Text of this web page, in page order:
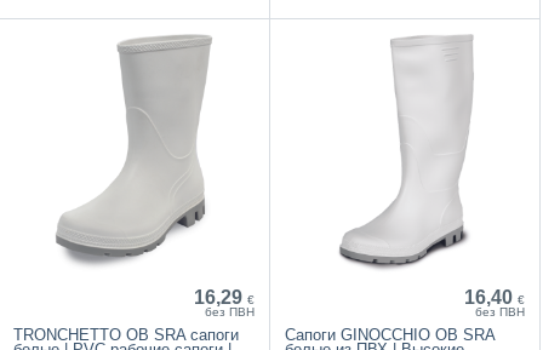
16,29 €
без ПВН
TRONCHETTO OB SRA сапоги
16,40 €
без ПВН
Сапоги GINOCCHIO OB SRA